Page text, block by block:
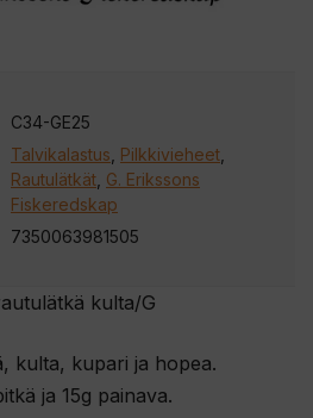
kulta/G
kulta, kupari ja hopea.
ja 15g painava.
C34-GE25
Talvikalastus Pilkkivieheet
Rautulätkät G. Erikssons
Fiskeredskap
7350063981505